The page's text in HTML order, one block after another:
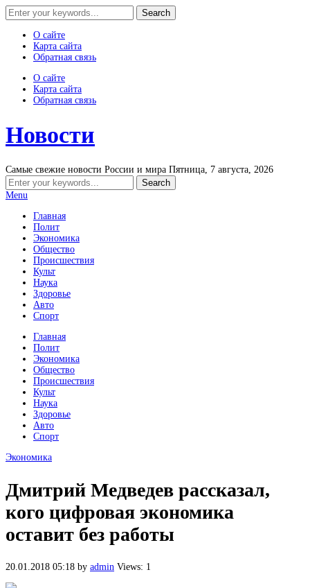
О сайте
Карта сайта
Обратная связь
О сайте
Карта сайта
Обратная связь
Новости
Самые свежие новости России и мира Пятница, 7 августа, 2026
Menu
Главная
Полит
Экономика
Общество
Происшествия
Культ
Наука
Здоровье
Авто
Спорт
Главная
Полит
Экономика
Общество
Происшествия
Культ
Наука
Здоровье
Авто
Спорт
Экономика
Дмитрий Медведев рассказал,
кого цифровая экономика
оставит без работы
20.01.2018 05:18 by admin Views: 1